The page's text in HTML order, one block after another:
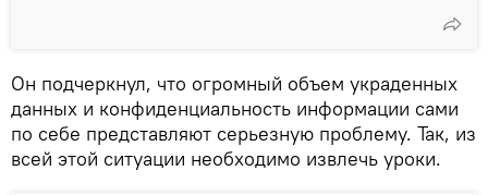
Он подчеркнул, что огромный объем украденных
данных и конфиденциальность информации сами
по себе представляют серьезную проблему. Так, из
всей этой ситуации необходимо извлечь уроки.